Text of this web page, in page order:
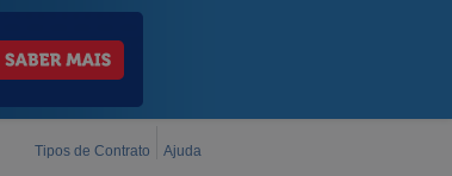
Tipos de Contrato Ajuda